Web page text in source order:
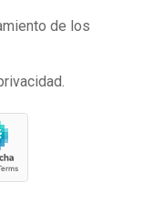
de los